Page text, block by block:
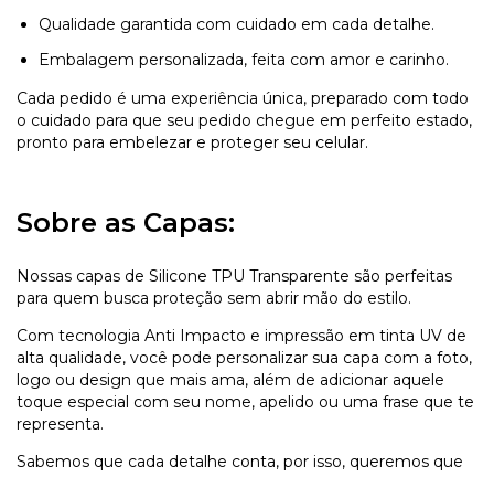
Qualidade garantida com cuidado em cada detalhe.
Embalagem personalizada, feita com amor e carinho.
Cada pedido é uma experiência única, preparado com todo
o cuidado para que seu pedido chegue em perfeito estado,
pronto para embelezar e proteger seu celular.
Sobre as Capas:
Nossas capas de Silicone TPU Transparente são perfeitas
para quem busca proteção sem abrir mão do estilo.
Com tecnologia Anti Impacto e impressão em tinta UV de
alta qualidade, você pode personalizar sua capa com a foto,
logo ou design que mais ama, além de adicionar aquele
toque especial com seu nome, apelido ou uma frase que te
representa.
Sabemos que cada detalhe conta, por isso, queremos que